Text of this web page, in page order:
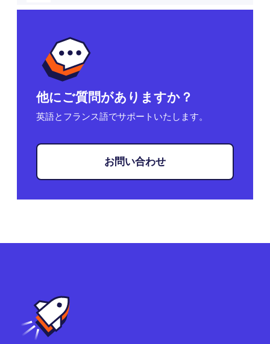
クトリまたはサブドメイン構造など、
ラクティスに従っています。
他にご質問がありますか？
英語とフランス語でサポートいたします。
お問い合わせ